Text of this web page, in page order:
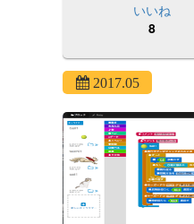
いいね
8
2017.05